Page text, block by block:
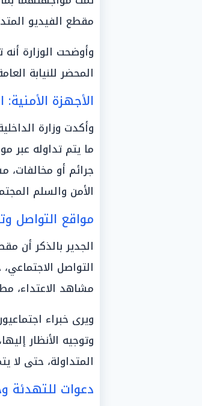
مقطع الفيديو
وأوضحت الوزارة أنه
المحضر للنيابة
الأجهزة
وأكدت وزارة
ما يتم تداوله عبر
جرائم أو مخالفات،
الأمن والسلم
مواقع التواصل
الجدير بالذكر أن
التواصل
مشاهد الاعتداء،
ويرى خبراء
وتوجيه الأنظار
المتداولة، حتى لا
دعوات للتهدئة